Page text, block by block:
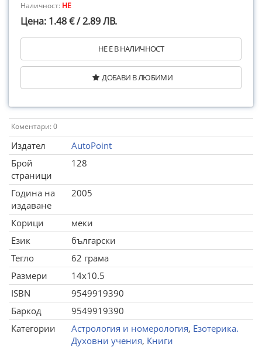
Наличност: НЕ
Цена: 1.48 € / 2.89 ЛВ.
НЕ Е В НАЛИЧНОСТ
ДОБАВИ В ЛЮБИМИ
Коментари: 0
Издател
AutoPoint
Брой
страници
128
Година на
издаване
2005
Корици
меки
Език
български
Тегло
62 грама
Размери
14x10.5
ISBN
9549919390
Баркод
9549919390
Категории
Астрология и номерология, Езотерика.
Духовни учения, Книги